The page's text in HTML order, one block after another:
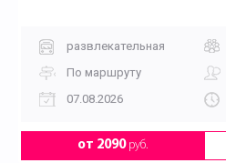
развлекательная
По маршруту
07.08.2026
от 2090руб.